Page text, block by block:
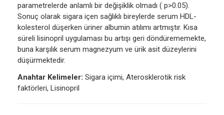
parametrelerde anlamlı bir değişiklik olmadı ( p>0.05).
Sonuç olarak sigara içen sağlıklı bireylerde serum HDL-
kolesterol düşerken üriner albumin atılımı artmıştır. Kısa
süreli lisinopril uygulaması bu artışı geri döndürememekte,
buna karşılık serum magnezyum ve ürik asit düzeylerini
düşürmektedir.
Anahtar Kelimeler: Sigara içimi, Aterosklerotik risk
faktörleri, Lisinopril